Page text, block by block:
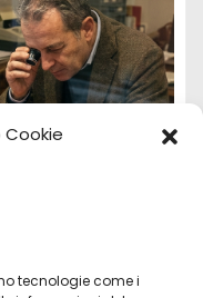
tecnologie come i